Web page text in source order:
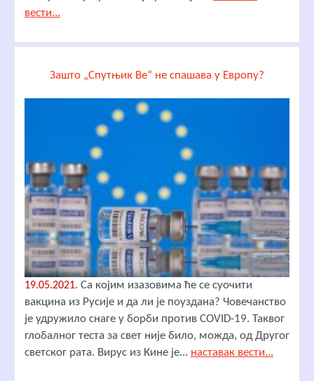
вести...
Зашто „Спутњик Ве“ не спашава у Европу?
19.05.2021. Са којим изазовима ће се суочити
вакцина из Русије и да ли је поуздана? Човечанство
је удружило снаге у борби против COVID-19. Таквог
глобалног теста за свет није било, можда, од Другог
светског рата. Вирус из Кине је... наставак вести...